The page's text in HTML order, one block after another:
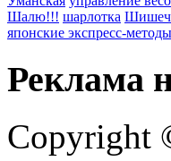
Шалю!!! шарлотка
японские экспресс-методы
Реклама
Copyright